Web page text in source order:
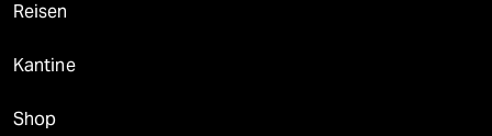
Reisen
Kantine
Shop